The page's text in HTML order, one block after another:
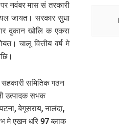
नवंबर मास सं तरकारी
जायत। सरकार सुधा
दुकान खोलि क एकरा
चालू वित्तीय वर्ष मे
सहकारी समितिक गठन
उत्पादक सभक
बेगूसराय, नालंदा,
मे एखन धरि 97 ब्लाक